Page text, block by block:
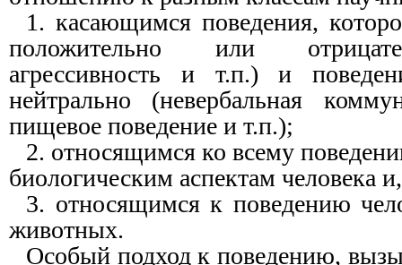
1. касающимся поведения,
положительно или
агрессивность и т.п.) и
нейтрально (невербальная
пищевое поведение и т.п.);
2. относящимся ко всему
биологическим аспектам человека
3. относящимся к поведению
животных.
Особый подход к поведению,